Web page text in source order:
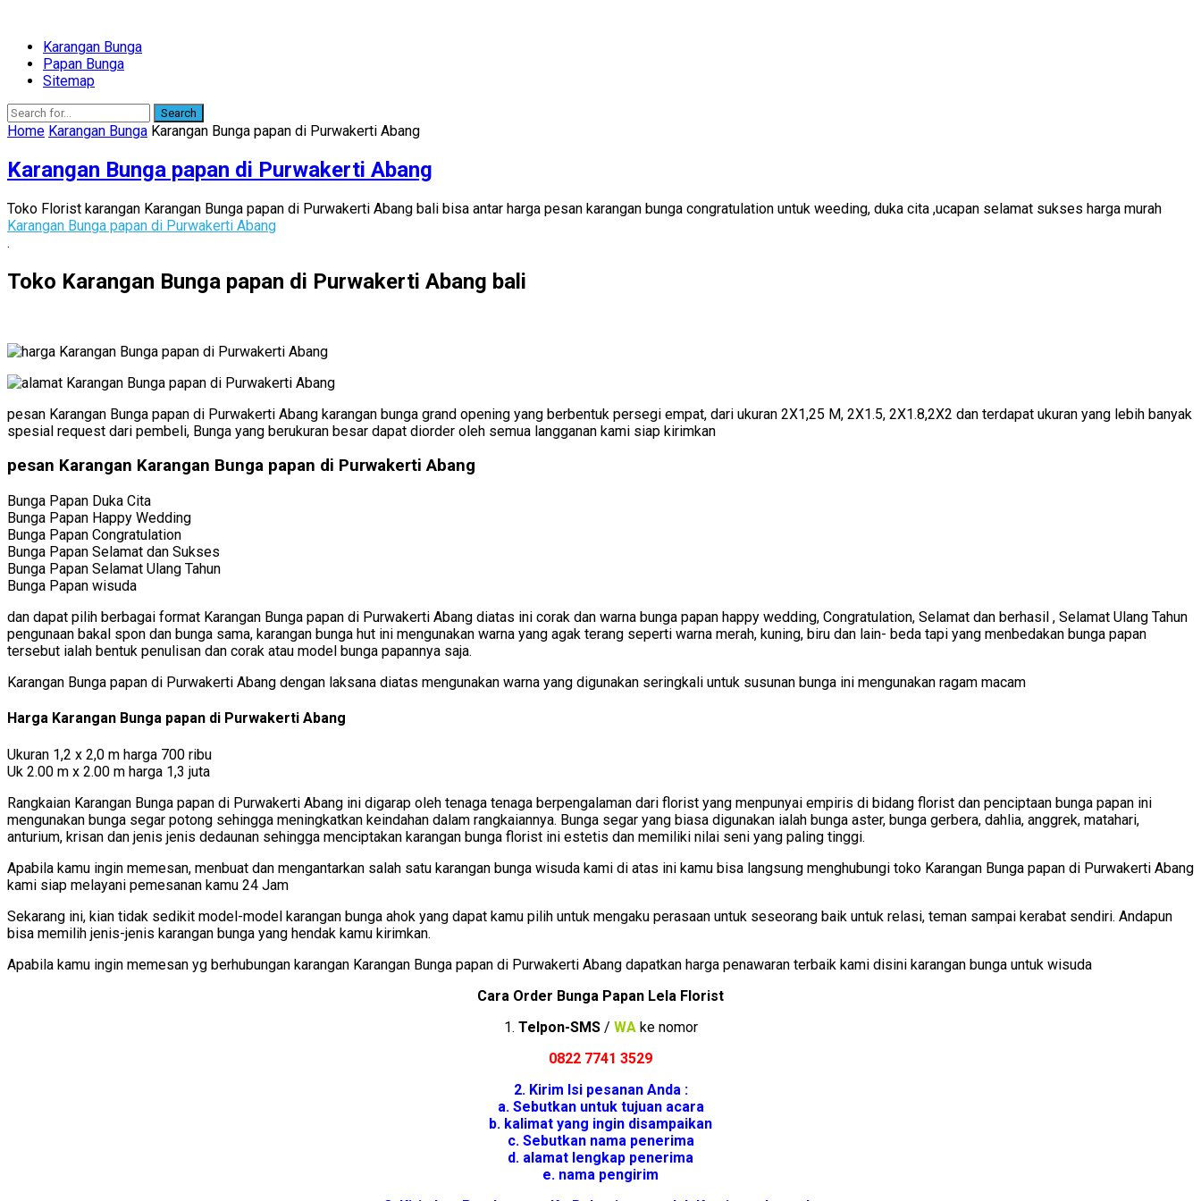
Karangan Bunga
Papan Bunga
Sitemap
Search
Home Karangan Bunga Karangan Bunga papan di Purwakerti Abang
Karangan Bunga papan di Purwakerti Abang
Toko Florist karangan Karangan Bunga papan di Purwakerti Abang bali bisa antar harga pesan karangan bunga congratulation untuk weeding, duka cita ,ucapan selamat sukses harga murah
Karangan Bunga papan di Purwakerti Abang
.
Toko Karangan Bunga papan di Purwakerti Abang bali
pesan Karangan Bunga papan di Purwakerti Abang karangan bunga grand opening yang berbentuk persegi empat, dari ukuran 2X1,25 M, 2X1.5, 2X1.8,2X2 dan terdapat ukuran yang lebih banyak
spesial request dari pembeli, Bunga yang berukuran besar dapat diorder oleh semua langganan kami siap kirimkan
pesan Karangan Karangan Bunga papan di Purwakerti Abang
Bunga Papan Duka Cita
Bunga Papan Happy Wedding
Bunga Papan Congratulation
Bunga Papan Selamat dan Sukses
Bunga Papan Selamat Ulang Tahun
Bunga Papan wisuda
dan dapat pilih berbagai format Karangan Bunga papan di Purwakerti Abang diatas ini corak dan warna bunga papan happy wedding, Congratulation, Selamat dan berhasil , Selamat Ulang Tahun
pengunaan bakal spon dan bunga sama, karangan bunga hut ini mengunakan warna yang agak terang seperti warna merah, kuning, biru dan lain- beda tapi yang menbedakan bunga papan
tersebut ialah bentuk penulisan dan corak atau model bunga papannya saja.
Karangan Bunga papan di Purwakerti Abang dengan laksana diatas mengunakan warna yang digunakan seringkali untuk susunan bunga ini mengunakan ragam macam
Harga Karangan Bunga papan di Purwakerti Abang
Ukuran 1,2 x 2,0 m harga 700 ribu
Uk 2.00 m x 2.00 m harga 1,3 juta
Rangkaian Karangan Bunga papan di Purwakerti Abang ini digarap oleh tenaga tenaga berpengalaman dari florist yang menpunyai empiris di bidang florist dan penciptaan bunga papan ini
mengunakan bunga segar potong sehingga meningkatkan keindahan dalam rangkaiannya. Bunga segar yang biasa digunakan ialah bunga aster, bunga gerbera, dahlia, anggrek, matahari,
anturium, krisan dan jenis jenis dedaunan sehingga menciptakan karangan bunga florist ini estetis dan memiliki nilai seni yang paling tinggi.
Apabila kamu ingin memesan, menbuat dan mengantarkan salah satu karangan bunga wisuda kami di atas ini kamu bisa langsung menghubungi toko Karangan Bunga papan di Purwakerti Abang
kami siap melayani pemesanan kamu 24 Jam
Sekarang ini, kian tidak sedikit model-model karangan bunga ahok yang dapat kamu pilih untuk mengaku perasaan untuk seseorang baik untuk relasi, teman sampai kerabat sendiri. Andapun
bisa memilih jenis-jenis karangan bunga yang hendak kamu kirimkan.
Apabila kamu ingin memesan yg berhubungan karangan Karangan Bunga papan di Purwakerti Abang dapatkan harga penawaran terbaik kami disini karangan bunga untuk wisuda
Cara Order Bunga Papan Lela Florist
1. Telpon-SMS/ WAke nomor
0822 7741 3529
2. Kirim Isi pesanan Anda :
a. Sebutkan untuk tujuan acara
b. kalimat yang ingin disampaikan
c. Sebutkan nama penerima
d. alamat lengkap penerima
e. nama pengirim